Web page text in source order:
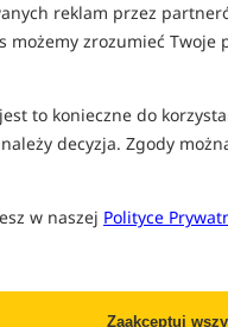
reklam przez
możemy zrozumieć Twoje
to konieczne do
decyzja. Zgody
w naszej Polityce
Zaakceptuj
18 mm / 120g
0,17
Koniec